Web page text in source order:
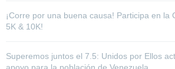
¡Corre por una buena causa! Participa en la
5K & 10K!
Superemos juntos el 7.5: Unidos por Ellos